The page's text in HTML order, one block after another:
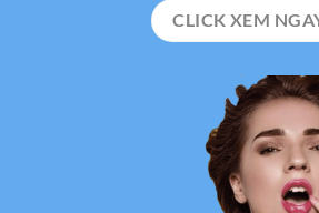
CLICK XEM